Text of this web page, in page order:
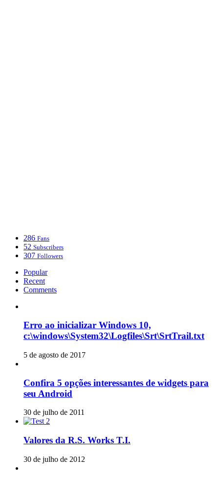
286 Fans
52 Subscribers
307 Followers
Popular
Recent
Comments
Erro ao inicializar Windows 10,
c:\windows\System32\Logfiles\Srt\SrtTrail.txt
5 de agosto de 2017
Confira 5 opções interessantes de widgets para
seu Android
30 de julho de 2011
Valores da R.S. Works T.I.
30 de julho de 2012